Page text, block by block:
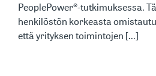
PeoplePower®-tutkimuksessa.
henkilöstön korkeasta
että yrityksen toimintojen [...]